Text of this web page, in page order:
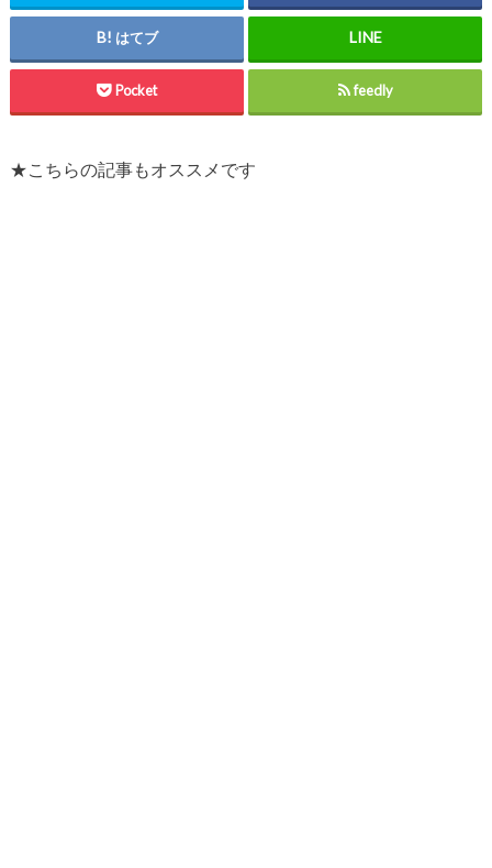
はてブ
Pocket feedly
★こちらの記事もオススメです